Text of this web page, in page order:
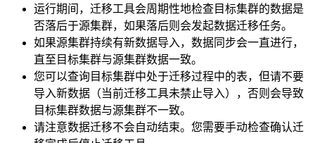
运行期间，迁移工具会周期性地检查目标集群的数据是
否落后于源集群，如果落后则会发起数据迁移任务。
如果源集群持续有新数据导入，数据同步会一直进行，
直至目标集群与源集群数据一致。
您可以查询目标集群中处于迁移过程中的表，但请不要
导入新数据（当前迁移工具未禁止导入），否则会导致
目标集群数据与源集群不一致。
请注意数据迁移不会自动结束。您需要手动检查确认迁